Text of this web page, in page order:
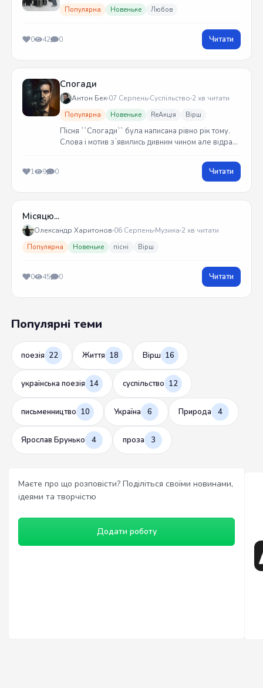
Популярна Новеньке Любов
0 42 0 Читати
Спогади
Антон Бек 07 Серпень Суспільство 2 хв читати
Популярна Новеньке ReАкція Вірш
Пісня ``Спогади`` була написана рівно рік тому.
Слова і мотив зʼявились дивним чином але відразу
1 9 0 Читати
Місяцю...
Олександр Харитонов 06 Серпень Музика 2 хв читати
Популярна Новеньке пісні Вірш
0 45 0 Читати
Популярні теми
поезія 22 Життя 18 Вірш 16
українська поезія 14 суспільство 12
письменництво 10 Україна 6 Природа 4
Ярослав Брунько 4 проза 3
Маєте про що розповісти? Поділіться своїми новинами,
ідеями та творчістю
Додати роботу